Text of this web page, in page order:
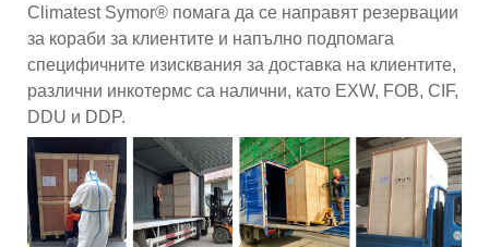
Climatest Symor® помага да се направят резервации
за кораби за клиентите и напълно подпомага
специфичните изисквания за доставка на клиентите,
различни инкотермс са налични, като EXW, FOB, CIF,
DDU и DDP.